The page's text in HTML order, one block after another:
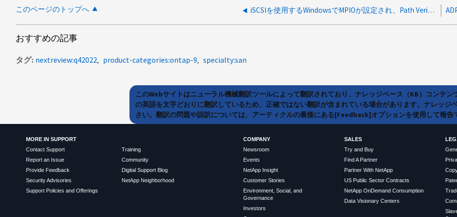
このページのトップへ iSCSIを使用するWindowsでMPIOが設定され、Path Verify Enabled（PVE；パス検証が有効）が0に設定されている理由
おすすめの記事
タグ nextreview:q42022 product-categories:ontap-9 specialty:san
このWebサイトはニューラル機械翻訳ツールによって翻訳されており、ナレッジベース（KB）コンテ
の英語を文字どおりに翻訳しているため、正確ではない翻訳が含まれている場合があります。ナレッ
さい。翻訳の問題や誤訳については、アーティクルの最後にある[Feedback]オプションを使用して報告
MORE IN SUPPORT
Contact Support
Report an Issue
Provide Feedback
Security Advisories
Support Policies and Offerings
Training
Community
Digital Support Blog
NetApp Neighborhood
COMPANY
Newsroom
Events
NetApp Insight
Customer Stories
Environment, Social, and
Governance
Investors
SALES
Try and Buy
Find A Partner
Partner With NetApp
US Public Sector Contracts
NetApp OnDemand Consumption
Data Visionary Centers